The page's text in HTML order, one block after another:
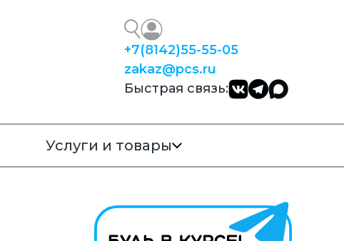
+7(8142)55-55-05
zakaz@pcs.ru
Быстрая связь:
Услуги и товары